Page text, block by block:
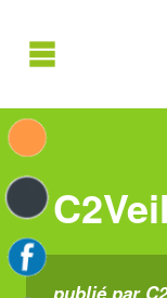
publié par